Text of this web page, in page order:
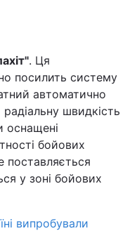
. Ця
посилить систему
автоматично
швидкість
оснащені
бойових
у зоні бойових
випробували